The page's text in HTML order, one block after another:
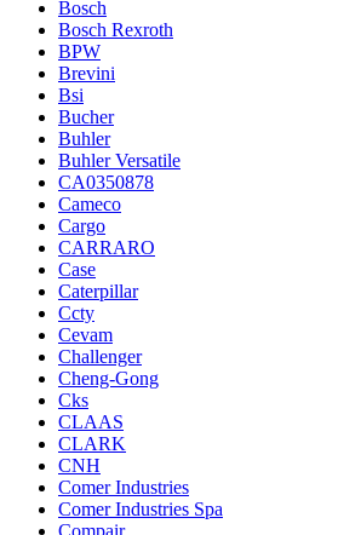
Bosch
Bosch Rexroth
BPW
Brevini
Bsi
Bucher
Buhler
Buhler Versatile
CA0350878
Cameco
Cargo
CARRARO
Case
Caterpillar
Ccty
Cevam
Challenger
Cheng-Gong
Cks
CLAAS
CLARK
CNH
Comer Industries
Comer Industries Spa
Compair